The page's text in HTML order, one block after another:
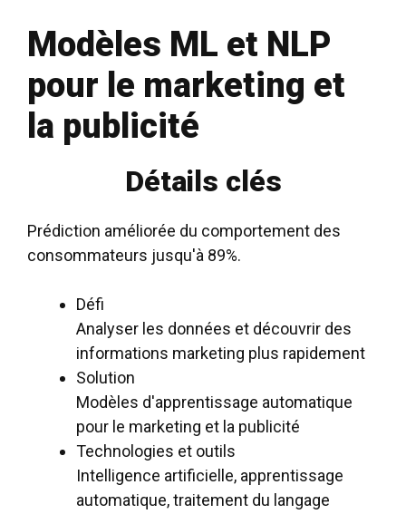
Modèles ML et NLP
pour le marketing et
la publicité
Détails clés
Prédiction améliorée du comportement des
consommateurs jusqu'à 89%.
Défi
Analyser les données et découvrir des
informations marketing plus rapidement
Solution
Modèles d'apprentissage automatique
pour le marketing et la publicité
Technologies et outils
Intelligence artificielle, apprentissage
automatique, traitement du langage